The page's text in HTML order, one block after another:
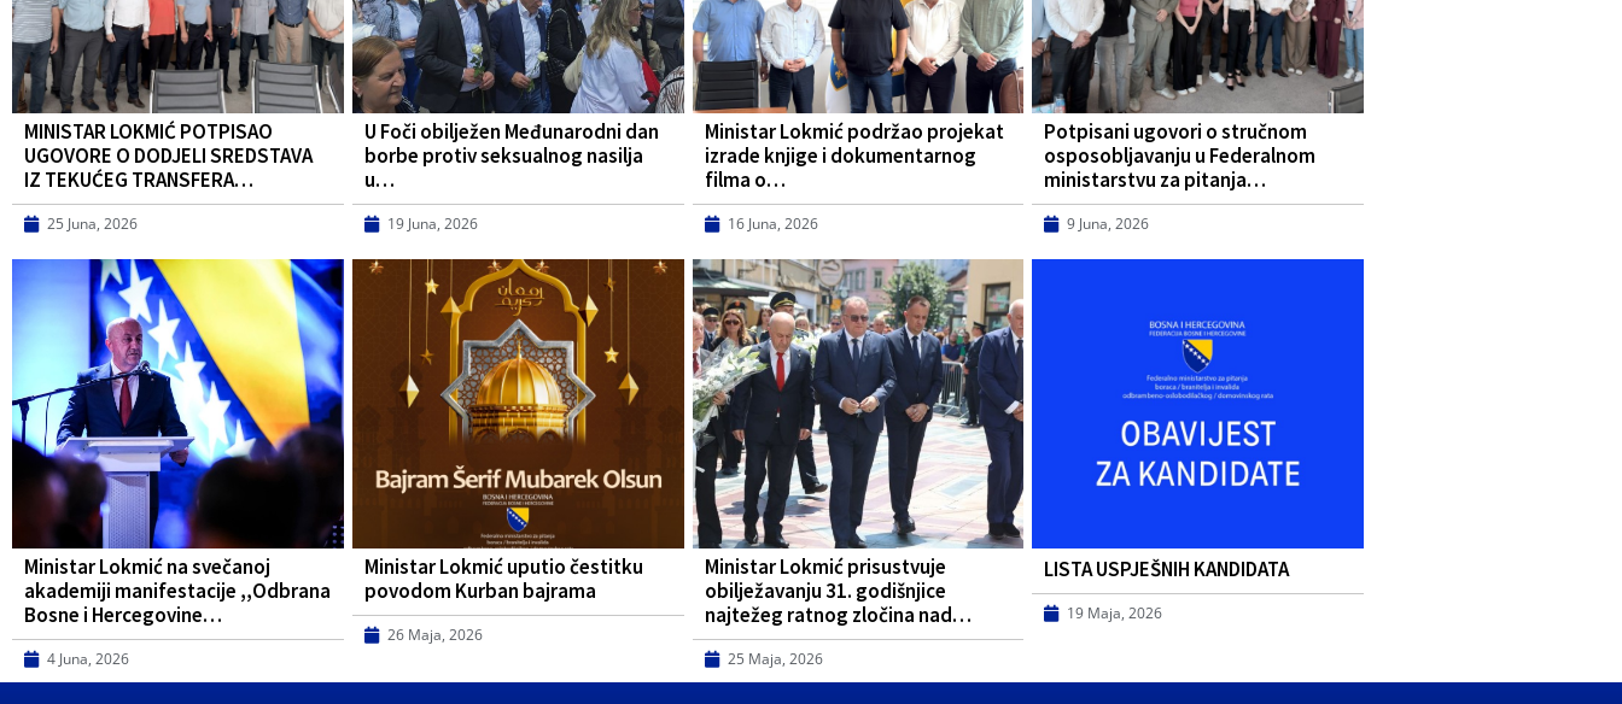
MINISTAR LOKMIĆ POTPISAO
UGOVORE O DODJELI SREDSTAVA
IZ TEKUĆEG TRANSFERA…
25 Juna, 2026
U Foči obilježen Međunarodni dan
borbe protiv seksualnog nasilja
u…
19 Juna, 2026
Ministar Lokmić podržao projekat
izrade knjige i dokumentarnog
filma o…
16 Juna, 2026
Potpisani ugovori o stručnom
osposobljavanju u Federalnom
ministarstvu za pitanja…
9 Juna, 2026
Ministar Lokmić na svečanoj
akademiji manifestacije ,,Odbrana
Bosne i Hercegovine…
4 Juna, 2026
Ministar Lokmić uputio čestitku
povodom Kurban bajrama
26 Maja, 2026
Ministar Lokmić prisustvuje
obilježavanju 31. godišnjice
najtežeg ratnog zločina nad…
25 Maja, 2026
LISTA USPJEŠNIH KANDIDATA
19 Maja, 2026